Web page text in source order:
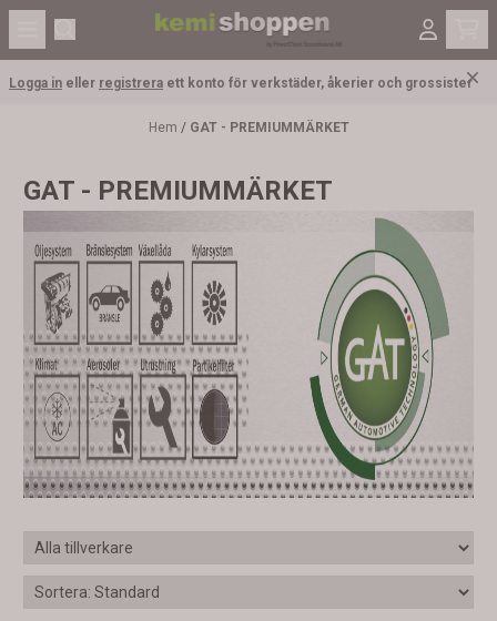
Hoppa till innehåll
Logga in eller registrera ett konto för verkstäder, åkerier och grossister
Hem / GAT - PREMIUMMÄRKET
GAT - PREMIUMMÄRKET